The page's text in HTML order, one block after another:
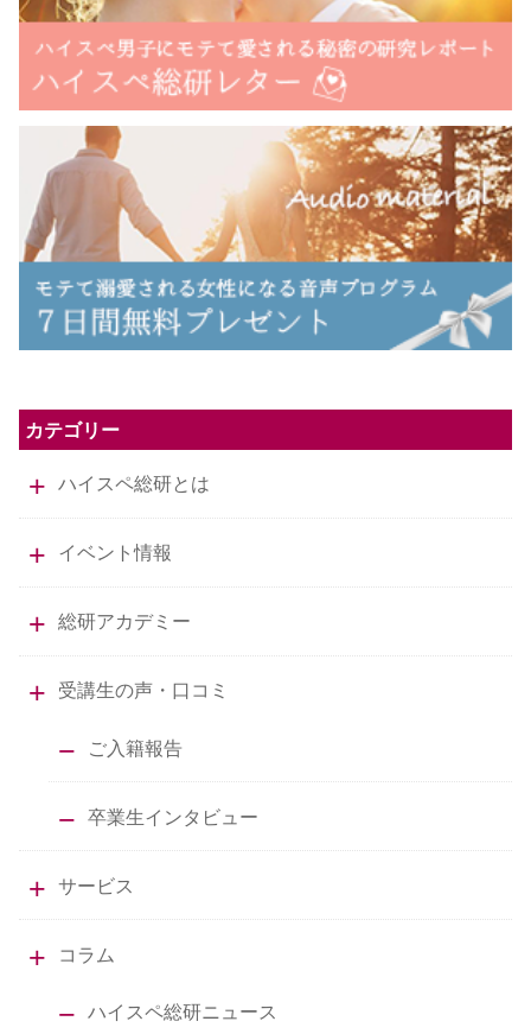
カテゴリー
ハイスペ総研とは
イベント情報
総研アカデミー
受講生の声・口コミ
ご入籍報告
卒業生インタビュー
サービス
コラム
ハイスペ総研ニュース